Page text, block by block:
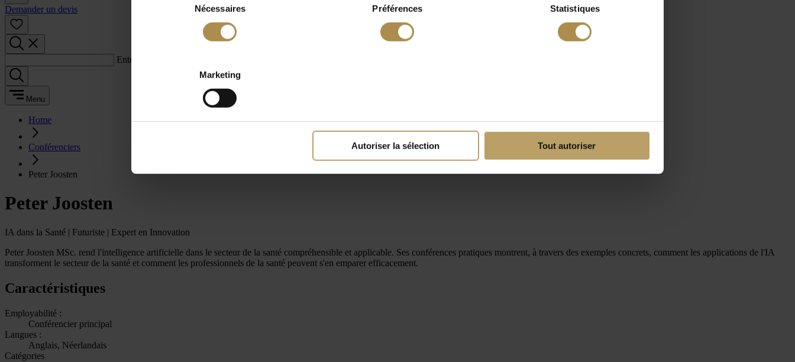
Nécessaires Préférences Statistiques
Marketing
Autoriser la sélection Tout autoriser
Demander un devis
Entrez un terme de recherche :
Menu
Home
Conférenciers
Peter Joosten
Peter Joosten
IA dans la Santé | Futuriste | Expert en Innovation
Peter Joosten MSc. rend l'intelligence artificielle dans le secteur de la santé compréhensible et applicable. Ses conférences pratiques montrent, à travers des exemples concrets, comment les applications de l'IA
transforment le secteur de la santé et comment les professionnels de la santé peuvent s'en emparer efficacement.
Caractéristiques
Employabilité :
Conférencier principal
Langues :
Anglais, Néerlandais
Catégories